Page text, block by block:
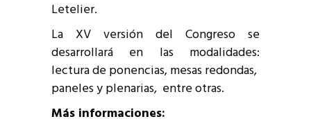
Letelier.
La XV versión del Congreso se
desarrollará en las modalidades:
lectura de ponencias, mesas redondas,
paneles y plenarias, entre otras.
Más informaciones: